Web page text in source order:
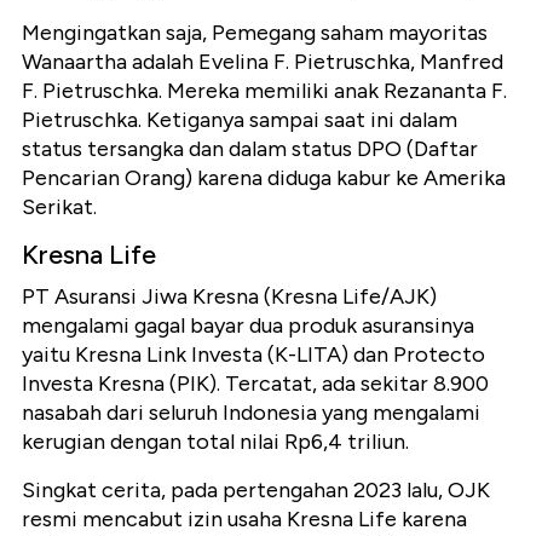
Mengingatkan saja, Pemegang saham mayoritas
Wanaartha adalah Evelina F. Pietruschka, Manfred
F. Pietruschka. Mereka memiliki anak Rezananta F.
Pietruschka. Ketiganya sampai saat ini dalam
status tersangka dan dalam status DPO (Daftar
Pencarian Orang) karena diduga kabur ke Amerika
Serikat.
Kresna Life
PT Asuransi Jiwa Kresna (Kresna Life/AJK)
mengalami gagal bayar dua produk asuransinya
yaitu Kresna Link Investa (K-LITA) dan Protecto
Investa Kresna (PIK). Tercatat, ada sekitar 8.900
nasabah dari seluruh Indonesia yang mengalami
kerugian dengan total nilai Rp6,4 triliun.
Singkat cerita, pada pertengahan 2023 lalu, OJK
resmi mencabut izin usaha Kresna Life karena